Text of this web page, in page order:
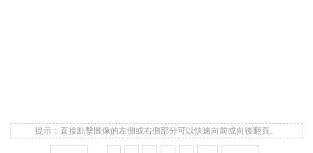
提示：直接點擊圖像的左側或右側部分可以快速向前或向後翻頁。